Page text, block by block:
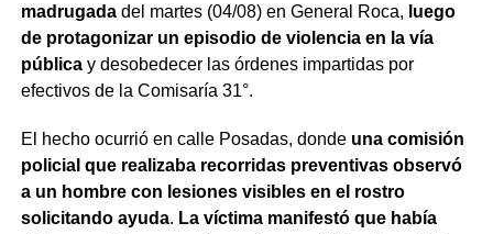
madrugadadel martes (04/08) en General Roca, luego
de protagonizar un episodio de violencia en la vía
públicay desobedecer las órdenes impartidas por
efectivos de la Comisaría 31°.
El hecho ocurrió en calle Posadas, donde una comisión
policial que realizaba recorridas preventivas observó
a un hombre con lesiones visibles en el rostro
solicitando ayuda. La víctima manifestó que había